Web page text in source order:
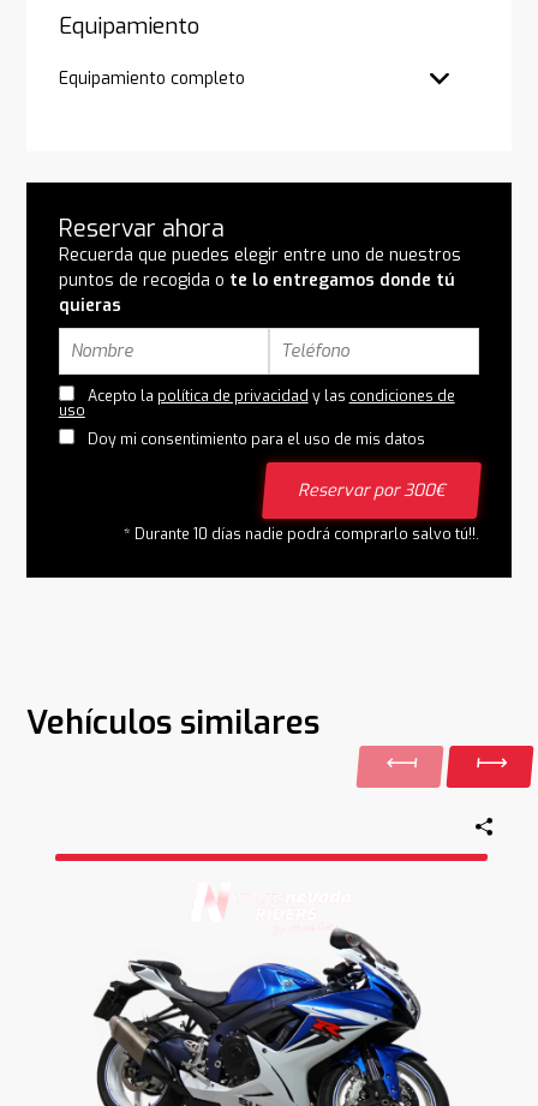
Equipamiento
Equipamiento completo
Reservar ahora
Recuerda que puedes elegir entre uno de nuestros
puntos de recogida o te lo entregamos donde tú
quieras
Acepto la política de privacidad y las condiciones de
uso
Doy mi consentimiento para el uso de mis datos
Reservar por 300€
* Durante 10 días nadie podrá comprarlo salvo tú!!.
Vehículos similares